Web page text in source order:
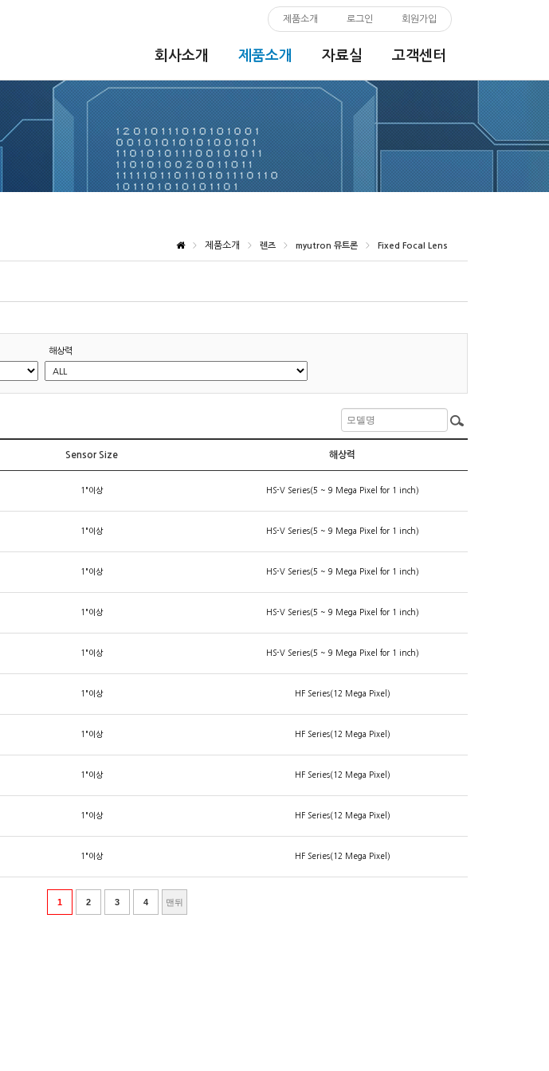
제품소개 로그인 회원가입
회사소개 제품소개 자료실 고객센터
> 제품소개 > 렌즈 > myutron 뮤트론 > Fixed Focal Lens
해상력
Sensor Size 해상력
1"이상 HS-V Series(5 ~ 9 Mega Pixel for 1 inch)
1"이상 HS-V Series(5 ~ 9 Mega Pixel for 1 inch)
1"이상 HS-V Series(5 ~ 9 Mega Pixel for 1 inch)
1"이상 HS-V Series(5 ~ 9 Mega Pixel for 1 inch)
1"이상 HS-V Series(5 ~ 9 Mega Pixel for 1 inch)
1"이상 HF Series(12 Mega Pixel)
1"이상 HF Series(12 Mega Pixel)
1"이상 HF Series(12 Mega Pixel)
1"이상 HF Series(12 Mega Pixel)
1"이상 HF Series(12 Mega Pixel)
1 2 3 4 맨뒤